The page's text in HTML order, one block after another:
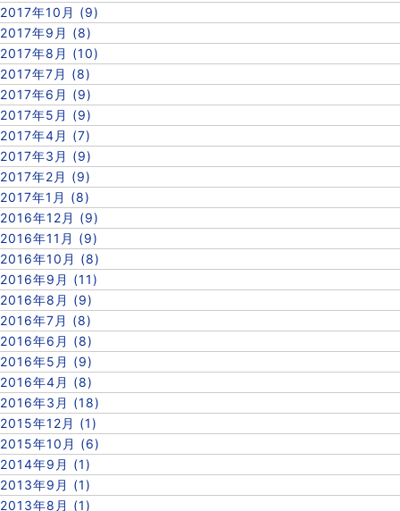
2017年10月 (9)
2017年9月 (8)
2017年8月 (10)
2017年7月 (8)
2017年6月 (9)
2017年5月 (9)
2017年4月 (7)
2017年3月 (9)
2017年2月 (9)
2017年1月 (8)
2016年12月 (9)
2016年11月 (9)
2016年10月 (8)
2016年9月 (11)
2016年8月 (9)
2016年7月 (8)
2016年6月 (8)
2016年5月 (9)
2016年4月 (8)
2016年3月 (18)
2015年12月 (1)
2015年10月 (6)
2014年9月 (1)
2013年9月 (1)
2013年8月 (1)